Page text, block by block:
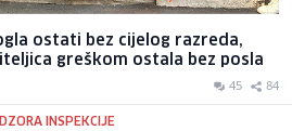
ostati bez cijelog razreda,
greškom ostala bez posla
45 84
INSPEKCIJE